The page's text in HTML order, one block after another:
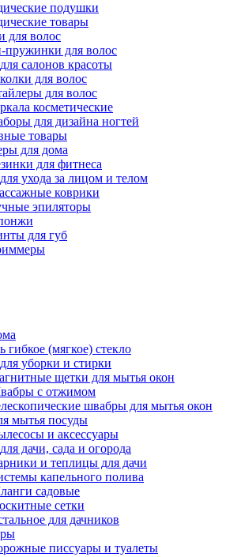
подушки
товары
для волос
пружинки для волос
салонов красоты
для волос
для волос
косметические
для дизайна ногтей
товары
для дома
для фитнеса
ухода за лицом и телом
коврики
эпиляторы
для губ
гибкое (мягкое) стекло
уборки и стирки
щетки для мытья окон
с отжимом
швабры для мытья окон
мытья посуды
и аксессуары
дачи, сада и огорода
и теплицы для дачи
капельного полива
садовые
сетки
для дачников
писсуары и туалеты